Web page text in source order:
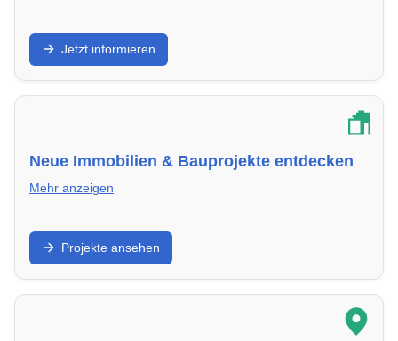
Von Wärmedämmung bis Solartechnik – so machst
du dein Eigentum in in Leipzig energieeffizient und
zukunftssicher.
Jetzt informieren
Neue Immobilien & Bauprojekte entdecken
Mehr anzeigen
Finde aktuelle Neubauten und Eigentumsobjekte in in
Leipzig mit energieeffizienter Bauweise.
Projekte ansehen